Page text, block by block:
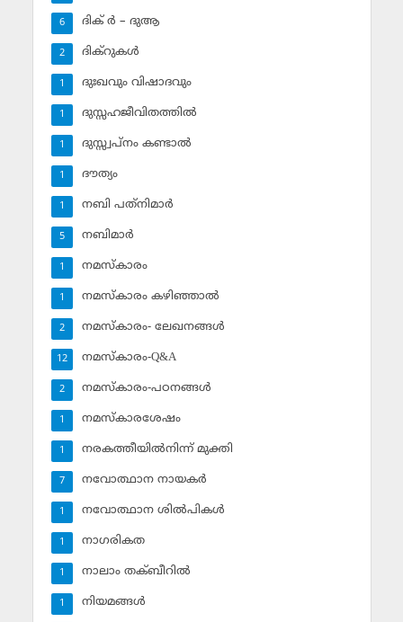
ദിക് ര്‍ – ദുആ
6
ദിക്‌റുകള്‍
2
ദുഃഖവും വിഷാദവും
1
ദുസ്സഹജീവിതത്തില്‍
1
ദുസ്സ്വപ്‌നം കണ്ടാല്‍
1
ദൗത്യം
1
നബി പത്‌നിമാര്‍
1
നബിമാര്‍
5
നമസ്‌കാരം
1
നമസ്‌കാരം കഴിഞ്ഞാല്‍
1
നമസ്‌കാരം- ലേഖനങ്ങള്‍
2
നമസ്‌കാരം-Q&A
12
നമസ്‌കാരം-പഠനങ്ങള്‍
2
നമസ്‌കാരശേഷം
1
നരകത്തീയില്‍നിന്ന് മുക്തി
1
നവോത്ഥാന നായകര്‍
7
നവോത്ഥാന ശില്‍പികള്‍
1
നാഗരികത
1
നാലാം തക്ബീറില്‍
1
നിയമങ്ങള്‍
1